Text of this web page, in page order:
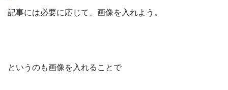
記事には必要に応じて、画像を入れよう。
というのも画像を入れることで